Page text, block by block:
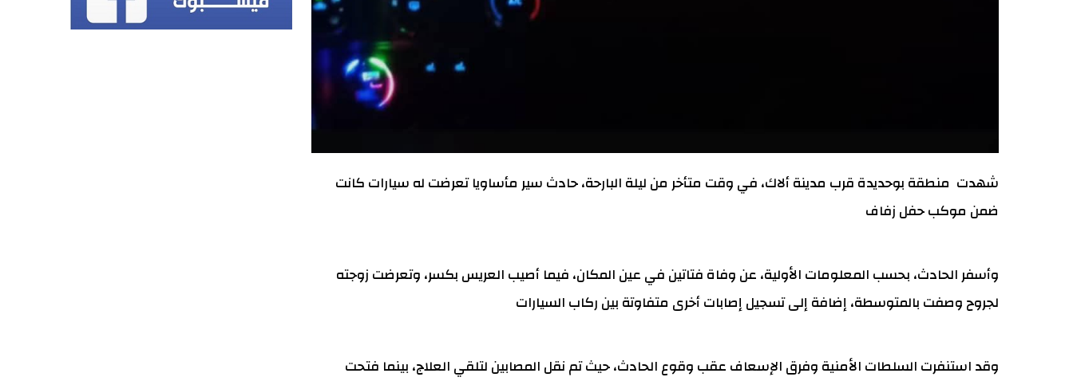
شهدت منطقة بوحديدة قرب مدينة ألاك، في وقت متأخر من ليلة البارحة، حادث سير مأساويا تعرضت له سيارات كانت
ضمن موكب حفل زفاف
وأسفر الحادث، بحسب المعلومات الأولية، عن وفاة فتاتين في عين المكان، فيما أصيب العريس بكسر، وتعرضت زوجته
لجروح وصفت بالمتوسطة، إضافة إلى تسجيل إصابات أخرى متفاوتة بين ركاب السيارات
وقد استنفرت السلطات الأمنية وفرق الإسعاف عقب وقوع الحادث، حيث تم نقل المصابين لتلقي العلاج، بينما فتحت